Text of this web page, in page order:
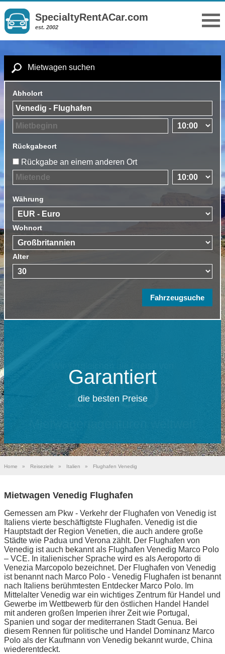
SpecialtyRentACar.com
est. 2002
Mietwagen suchen
Abholort
Rückgabeort
Rückgabe an einem anderen Ort
Währung
Wohnort
Alter
Garantiert
die besten Preise
Home » Reiseziele » Italien » Flughafen Venedig
Mietwagen Venedig Flughafen
Gemessen am Pkw - Verkehr der Flughafen von Venedig ist
Italiens vierte beschäftigtste Flughafen. Venedig ist die
Hauptstadt der Region Venetien, die auch andere große
Städte wie Padua und Verona zählt. Der Flughafen von
Venedig ist auch bekannt als Flughafen Venedig Marco Polo
– VCE. In italienischer Sprache wird es als Aeroporto di
Venezia Marcopolo bezeichnet. Der Flughafen von Venedig
ist benannt nach Marco Polo - Venedig Flughafen ist benannt
nach Italiens berühmtesten Entdecker Marco Polo. Im
Mittelalter Venedig war ein wichtiges Zentrum für Handel und
Gewerbe im Wettbewerb für den östlichen Handel Handel
mit anderen großen Imperien ihrer Zeit wie Portugal,
Spanien und sogar der mediterranen Stadt Genua. Bei
diesem Rennen für politische und Handel Dominanz Marco
Polo als der Kaufmann von Venedig bekannt wurde, China
wiederentdeckt.